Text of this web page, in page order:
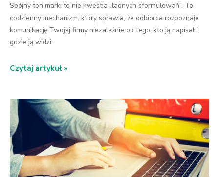
Spójny ton marki to nie kwestia „ładnych sformułowań”. To
codzienny mechanizm, który sprawia, że odbiorca rozpoznaje
komunikację Twojej firmy niezależnie od tego, kto ją napisał i
gdzie ją widzi.
Czytaj artykuł »